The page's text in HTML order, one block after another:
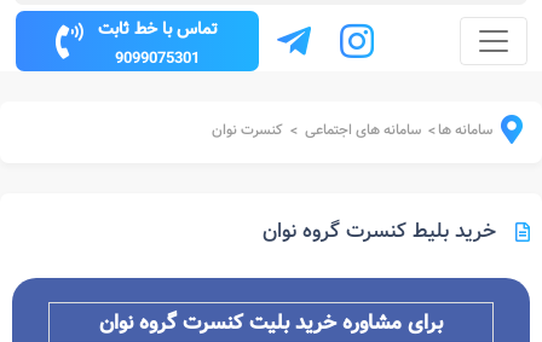
تماس با خط ثابت
9099075301
سامانه ها> سامانه های اجتماعی > کنسرت نوان
خرید بلیط کنسرت گروه نوان
برای مشاوره خرید بلیت کنسرتگروهنوان